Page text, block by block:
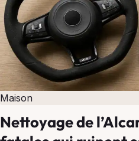
Maison
Nettoyage de